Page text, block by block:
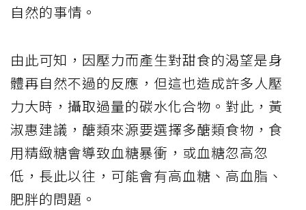
自然的事情。
由此可知，因壓力而產生對甜食的渴望是身
體再自然不過的反應，但這也造成許多人壓
力大時，攝取過量的碳水化合物。對此，黃
淑惠建議，醣類來源要選擇多醣類食物，食
用精緻糖會導致血糖暴衝，或血糖忽高忽
低，長此以往，可能會有高血糖、高血脂、
肥胖的問題。